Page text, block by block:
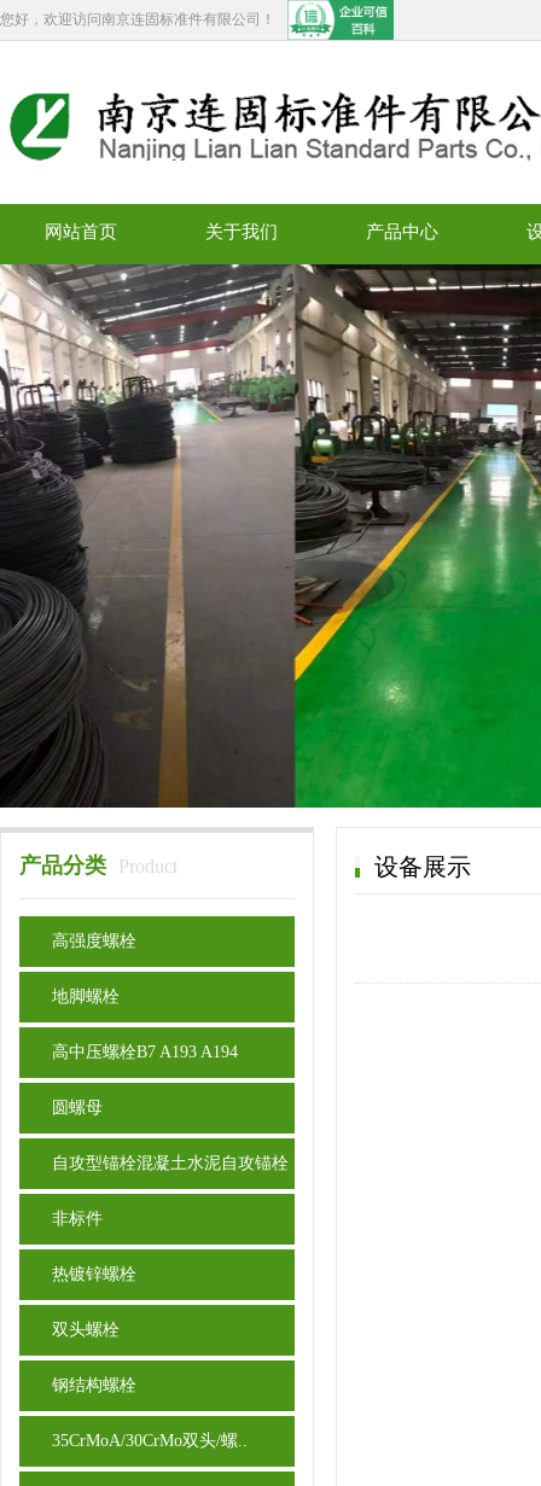
您好，欢迎访问南京连固标准件有限公司！
网站首页 关于我们 产品中心
产品分类 Product
高强度螺栓
地脚螺栓
高中压螺栓B7 A193 A194
圆螺母
自攻型锚栓混凝土水泥自攻锚栓
非标件
热镀锌螺栓
双头螺栓
钢结构螺栓
35CrMoA/30CrMo双头/螺..
设备展示